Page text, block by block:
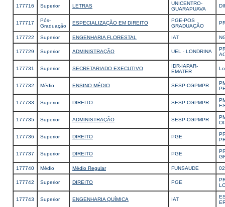
177716 Superior LETRAS
UNICENTRO-
GUARAPUAVA
177717
Pós-
Graduação
ESPECIALIZAÇÃO EM DIREITO
PGE-POS
GRADUAÇÃO
177722 Superior ENGENHARIA FLORESTAL IAT
177729 Superior ADMINISTRAÇÃO UEL - LONDRINA
177731 Superior SECRETARIADO EXECUTIVO
IDR-IAPAR-
EMATER
177732 Médio ENSINO MÉDIO SESP-CGPMPR
177733 Superior DIREITO SESP-CGPMPR
177735 Superior ADMINISTRAÇÃO SESP-CGPMPR
177736 Superior DIREITO PGE
177737 Superior DIREITO PGE
177740 Médio Médio Regular FUNSAUDE
177742 Superior DIREITO PGE
177743 Superior ENGENHARIA QUÍMICA IAT